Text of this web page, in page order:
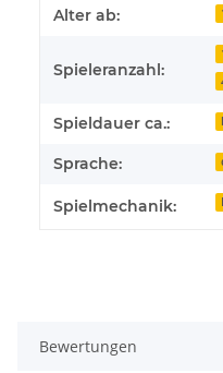
Produkteigenschaft
Wert
Alter ab:
Spieleranzahl:
Spieldauer ca.:
Sprache:
Spielmechanik:
Bewertungen